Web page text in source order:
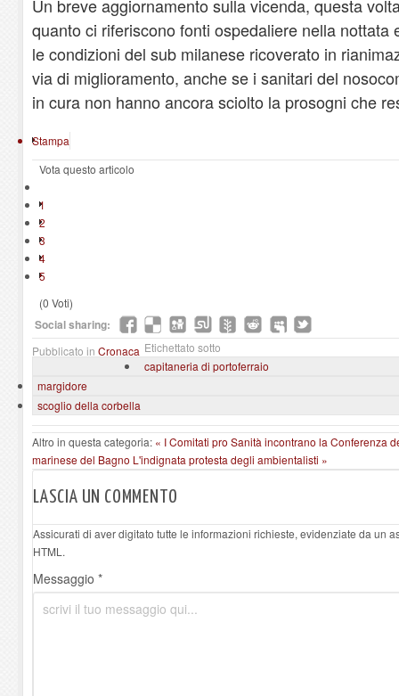
Un breve aggiornamento sulla vicenda, questa
quanto ci riferiscono fonti ospedaliere nella nottata
le condizioni del sub milanese ricoverato in
via di miglioramento, anche se i sanitari del
in cura non hanno ancora sciolto la prosogni che
Stampa
Vota questo articolo
1
2
3
4
5
(0 Voti)
Social sharing:
Pubblicato in Cronaca Etichettato sotto
capitaneria di portoferraio
margidore
scoglio della corbella
Altro in questa categoria: « I Comitati pro Sanità incontrano la Conferenza
marinese del Bagno L'indignata protesta degli ambientalisti »
LASCIA UN COMMENTO
Assicurati di aver digitato tutte le informazioni richieste, evidenziate da un
HTML.
Messaggio *